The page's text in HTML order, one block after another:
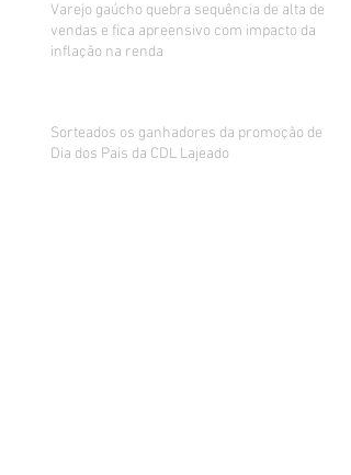
Varejo gaúcho quebra sequência de alta de
vendas e fica apreensivo com impacto da
inflação na renda
Sorteados os ganhadores da promoção de
Dia dos Pais da CDL Lajeado